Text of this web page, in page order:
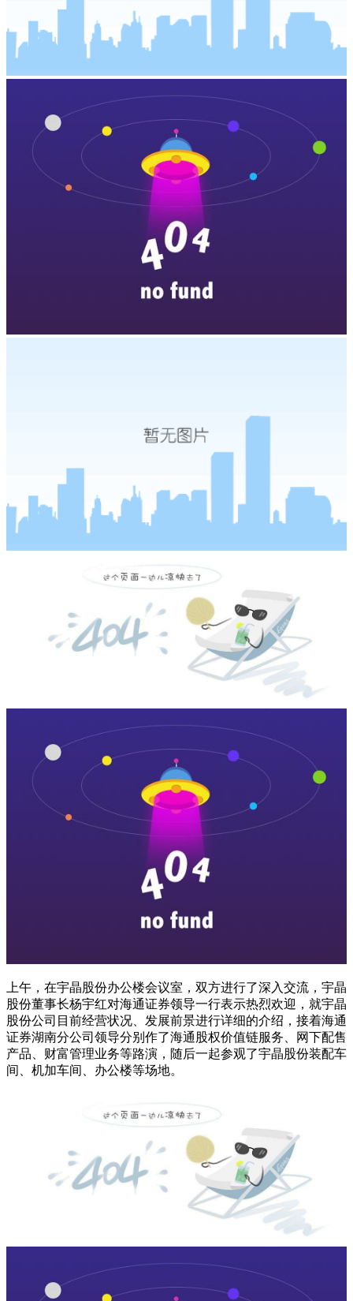
上午，在宇晶股份办公楼会议室，双方进行了深入交流，宇晶
股份董事长杨宇红对海通证券领导一行表示热烈欢迎，就宇晶
股份公司目前经营状况、发展前景进行详细的介绍，接着海通
证券湖南分公司领导分别作了海通股权价值链服务、网下配售
产品、财富管理业务等路演，随后一起参观了宇晶股份装配车
间、机加车间、办公楼等场地。